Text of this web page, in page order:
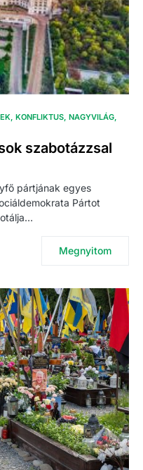
KONFLIKTUS NAGYVILÁG
szabotázzsal
pártjának egyes
Pártot
Megnyitom